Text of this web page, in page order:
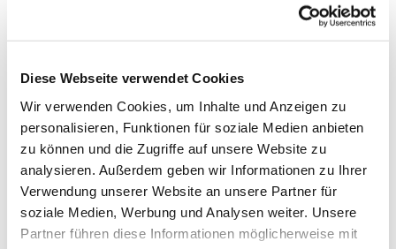
Diese Webseite verwendet Cookies
Wir verwenden Cookies, um Inhalte und Anzeigen zu
personalisieren, Funktionen für soziale Medien anbieten
zu können und die Zugriffe auf unsere Website zu
analysieren. Außerdem geben wir Informationen zu Ihrer
Verwendung unserer Website an unsere Partner für
soziale Medien, Werbung und Analysen weiter. Unsere
Partner führen diese Informationen möglicherweise mit
Samstag, 19. Dezember 2026,
17:00 Uhr